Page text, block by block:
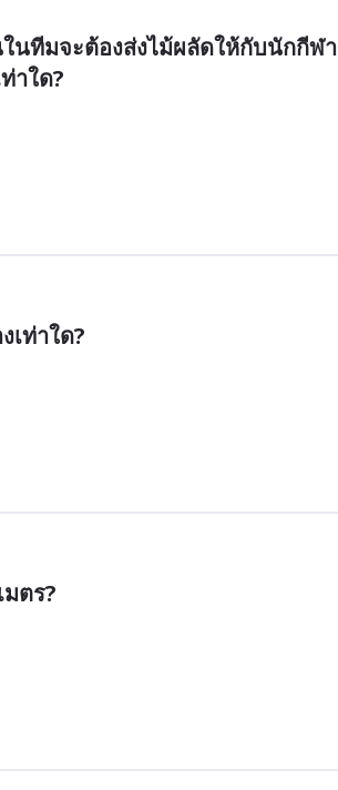
นทีมจะต้องส่งไม้ผลัดให้กับนักกีฬา
าใด?
เท่าใด?
ตร?